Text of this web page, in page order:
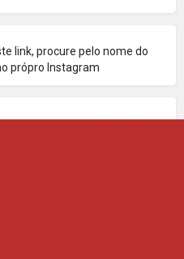
link, procure pelo nome do
própro Instagram